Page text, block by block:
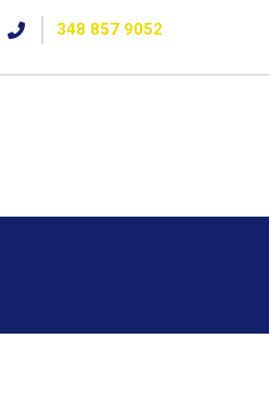
348 857 9052